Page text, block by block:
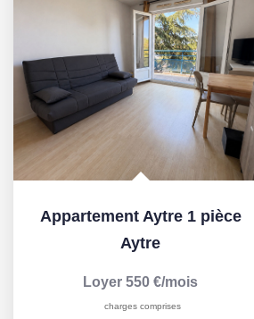
Appartement Aytre 1 pièce
Aytre
Loyer 550 €/mois
charges comprises